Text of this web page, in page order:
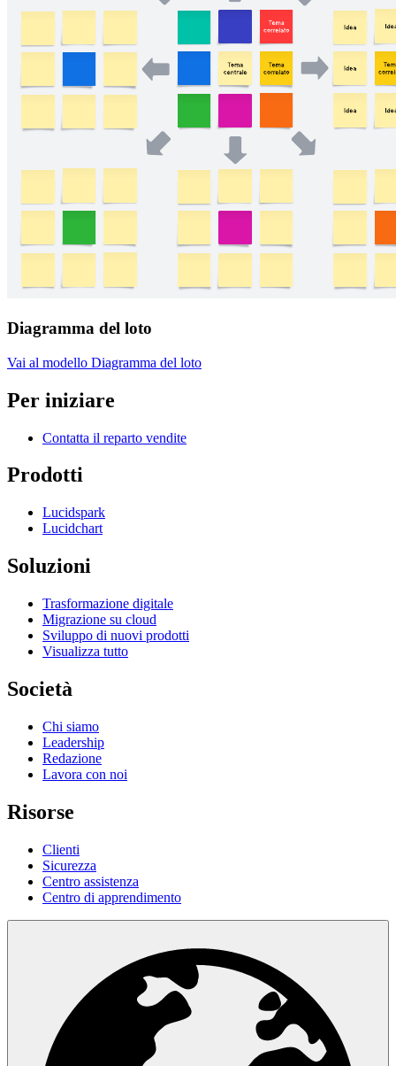
Diagramma del loto
Vai al modello Diagramma del loto
Per iniziare
Contatta il reparto vendite
Prodotti
Lucidspark
Lucidchart
Soluzioni
Trasformazione digitale
Migrazione su cloud
Sviluppo di nuovi prodotti
Visualizza tutto
Società
Chi siamo
Leadership
Redazione
Lavora con noi
Risorse
Clienti
Sicurezza
Centro assistenza
Centro di apprendimento